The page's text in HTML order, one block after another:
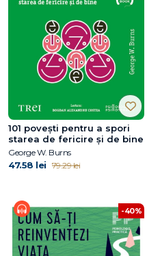
101 povești pentru a spori
starea de fericire și de bine
George W. Burns
47.58 lei 79.29 lei
-40%